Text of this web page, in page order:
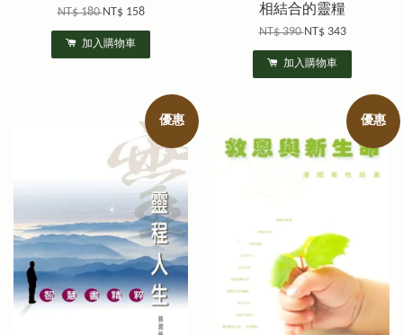
NT$ 180NT$ 158
加入購物車
相結合的靈糧
NT$ 390NT$ 343
加入購物車
優惠 優惠